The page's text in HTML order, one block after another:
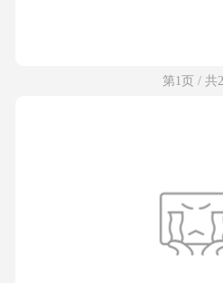
第1页 / 共